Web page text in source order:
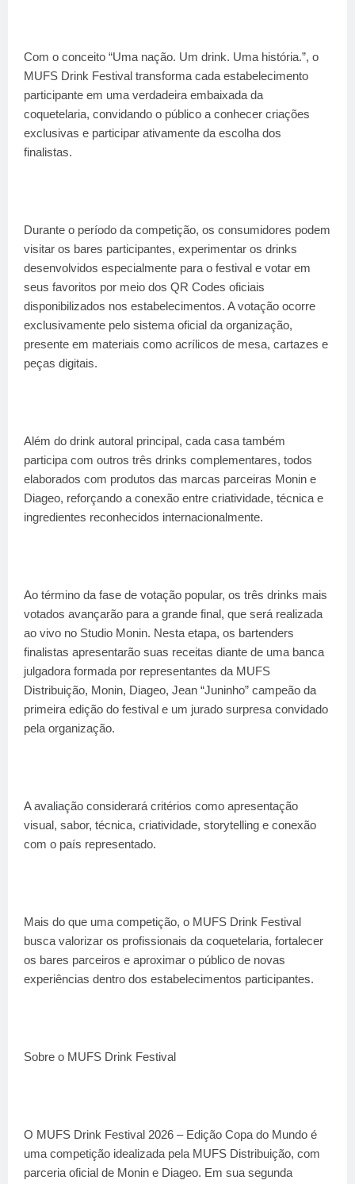
Com o conceito “Uma nação. Um drink. Uma história.”, o
MUFS Drink Festival transforma cada estabelecimento
participante em uma verdadeira embaixada da
coquetelaria, convidando o público a conhecer criações
exclusivas e participar ativamente da escolha dos
finalistas.
Durante o período da competição, os consumidores podem
visitar os bares participantes, experimentar os drinks
desenvolvidos especialmente para o festival e votar em
seus favoritos por meio dos QR Codes oficiais
disponibilizados nos estabelecimentos. A votação ocorre
exclusivamente pelo sistema oficial da organização,
presente em materiais como acrílicos de mesa, cartazes e
peças digitais.
Além do drink autoral principal, cada casa também
participa com outros três drinks complementares, todos
elaborados com produtos das marcas parceiras Monin e
Diageo, reforçando a conexão entre criatividade, técnica e
ingredientes reconhecidos internacionalmente.
Ao término da fase de votação popular, os três drinks mais
votados avançarão para a grande final, que será realizada
ao vivo no Studio Monin. Nesta etapa, os bartenders
finalistas apresentarão suas receitas diante de uma banca
julgadora formada por representantes da MUFS
Distribuição, Monin, Diageo, Jean “Juninho” campeão da
primeira edição do festival e um jurado surpresa convidado
pela organização.
A avaliação considerará critérios como apresentação
visual, sabor, técnica, criatividade, storytelling e conexão
com o país representado.
Mais do que uma competição, o MUFS Drink Festival
busca valorizar os profissionais da coquetelaria, fortalecer
os bares parceiros e aproximar o público de novas
experiências dentro dos estabelecimentos participantes.
Sobre o MUFS Drink Festival
O MUFS Drink Festival 2026 – Edição Copa do Mundo é
uma competição idealizada pela MUFS Distribuição, com
parceria oficial de Monin e Diageo. Em sua segunda